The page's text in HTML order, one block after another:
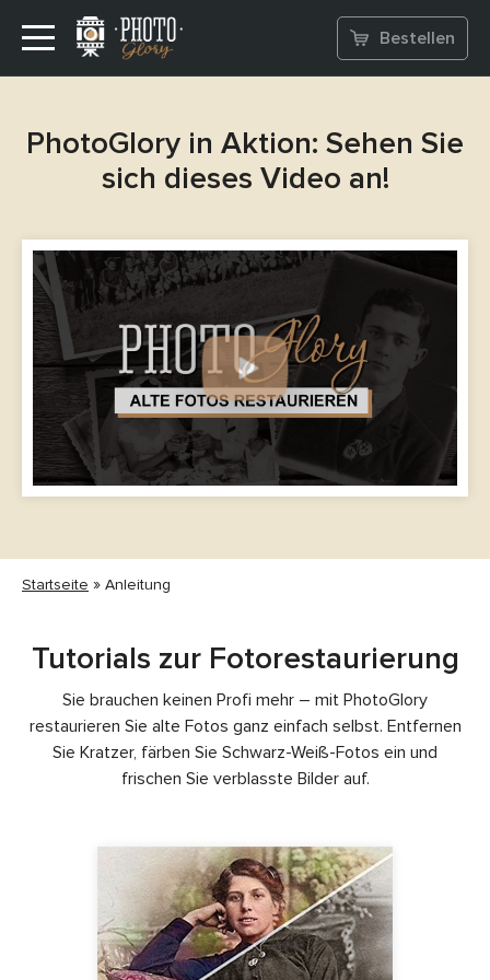
Bestellen
PhotoGlory in Aktion: Sehen Sie
sich dieses Video an!
Startseite Anleitung
Tutorials zur Fotorestaurierung
Sie brauchen keinen Profi mehr – mit PhotoGlory
restaurieren Sie alte Fotos ganz einfach selbst. Entfernen
Sie Kratzer, färben Sie Schwarz-Weiß-Fotos ein und
frischen Sie verblasste Bilder auf.